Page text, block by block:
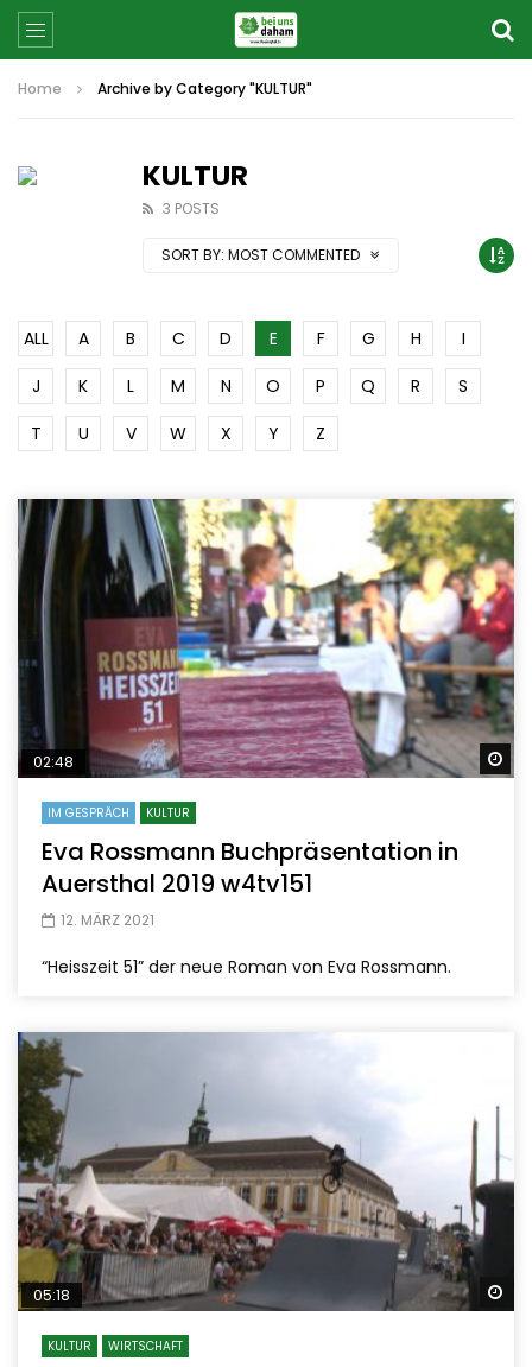
Home Archive by Category "KULTUR"
KULTUR
3 POSTS
SORT BY: MOST COMMENTED
ALL A B C D E F G H
I
J
K L M N O P Q R
S
T
U V W X Y Z
02:48
IM GESPRÄCH KULTUR
Eva Rossmann Buchpräsentation in
Auersthal 2019 w4tv151
12. MÄRZ 2021
“Heisszeit 51” der neue Roman von Eva Rossmann.
05:18
KULTUR WIRTSCHAFT